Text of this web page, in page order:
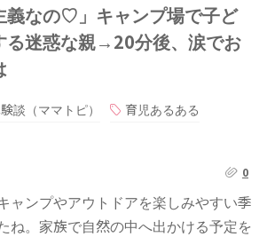
義なの♡」キャンプ場で子ど
る迷惑な親→20分後、涙でお
談（ママトピ）
育児あるある
0
ャンプやアウトドアを楽しみやすい季
ね。家族で自然の中へ出かける予定を